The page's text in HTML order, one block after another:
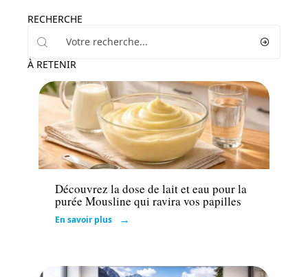
RECHERCHE
À RETENIR
Actu
Découvrez la dose de lait et eau pour la
purée Mousline qui ravira vos papilles
En savoir plus